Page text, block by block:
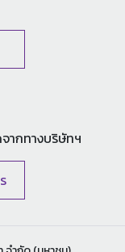
จากทางบริษัทฯ